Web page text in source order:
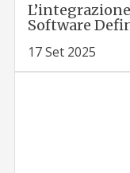
Software
17 Set 2025